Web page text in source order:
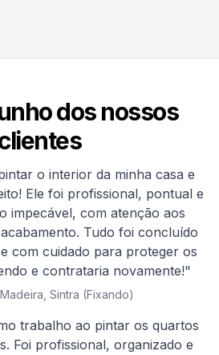
dos nossos
o interior da minha casa e
Ele foi profissional, pontual e
impecável, com atenção aos
Tudo foi concluído
com cuidado para proteger os
e contrataria novamente!"
Sintra (Fixando)
trabalho ao pintar os quartos
Foi profissional, organizado e